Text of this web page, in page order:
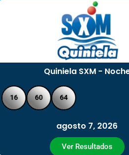
Quiniela SXM -
16 60 64
agosto 7, 2026
Ver Resultados